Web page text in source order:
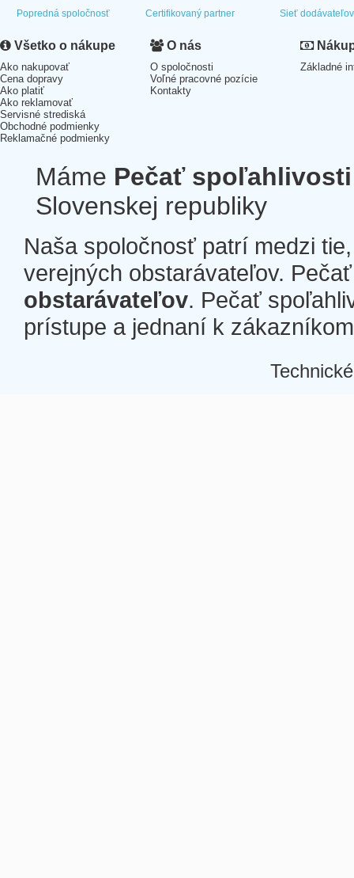
Popredná spoločnosť Certifikovaný partner Sieť dodávateľov
Všetko o nákupe
Ako nakupovať
Cena dopravy
Ako platiť
Ako reklamovať
Servisné strediská
Obchodné podmienky
Reklamačné podmienky
O nás
O spoločnosti
Voľné pracovné pozície
Kontakty
Základné
Máme Pečať spoľahlivosti
Slovenskej republiky
Naša spoločnosť patrí medzi
verejných obstarávateľov.
obstarávateľov. Pečať
prístupe a jednaní k